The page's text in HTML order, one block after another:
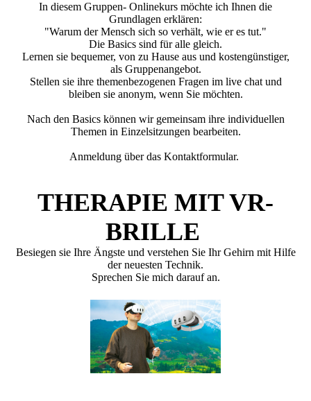
In diesem Gruppen- Onlinekurs möchte ich Ihnen die
Grundlagen erklären:
"Warum der Mensch sich so verhält, wie er es tut."
Die Basics sind für alle gleich.
Lernen sie bequemer, von zu Hause aus und kostengünstiger,
als Gruppenangebot.
Stellen sie ihre themenbezogenen Fragen im live chat und
bleiben sie anonym, wenn Sie möchten.
Nach den Basics können wir gemeinsam ihre individuellen
Themen in Einzelsitzungen bearbeiten.
Anmeldung über das Kontaktformular.
THERAPIE MIT VR-
BRILLE
Besiegen sie Ihre Ängste und verstehen Sie Ihr Gehirn mit Hilfe
der neuesten Technik.
Sprechen Sie mich darauf an.